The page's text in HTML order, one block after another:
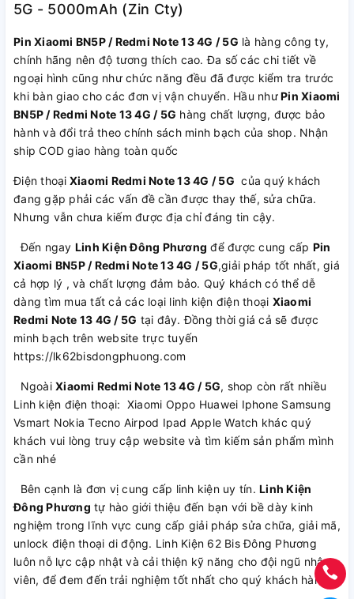
5G - 5000mAh (Zin Cty)
Pin Xiaomi BN5P / Redmi Note 13 4G / 5G là hàng công ty,
chính hãng nên độ tương thích cao. Đa số các chi tiết về
ngoại hình cũng như chức năng đều đã được kiểm tra trước
khi bàn giao cho các đơn vị vận chuyển. Hầu nhưPin Xiaomi
BN5P / Redmi Note 13 4G / 5G hàng chất lượng, được bảo
hành và đổi trả theo chính sách minh bạch của shop. Nhận
ship COD giao hàng toàn quốc
Điện thoại Xiaomi Redmi Note 13 4G / 5G của quý khách
đang gặp phải các vấn đề cần được thay thế, sửa chữa.
Nhưng vẫn chưa kiếm được địa chỉ đáng tin cậy.
Đến ngay Linh Kiện Đông Phương để được cung cấp Pin
Xiaomi BN5P / Redmi Note 13 4G / 5G,giải pháp tốt nhất, giá
cả hợp lý , và chất lượng đảm bảo. Quý khách có thể dễ
dàng tìm mua tất cả các loại linh kiện điện thoại Xiaomi
Redmi Note 13 4G / 5G tại đây. Đồng thời giá cả sẽ được
minh bạch trên website trực tuyến
https://lk62bisdongphuong.com
Ngoài Xiaomi Redmi Note 13 4G / 5G, shop còn rất nhiều
Linh kiện điện thoại: Xiaomi Oppo Huawei Iphone Samsung
Vsmart Nokia Tecno Airpod Ipad Apple Watch khác quý
khách vui lòng truy cập website và tìm kiếm sản phẩm mình
cần nhé
Bên cạnh là đơn vị cung cấp linh kiện uy tín. Linh Kiện
Đông Phương tự hào giới thiệu đến bạn với bề dày kinh
nghiệm trong lĩnh vực cung cấp giải pháp sửa chữa, giải mã,
unlock điện thoại di động. Linh Kiện 62 Bis Đông Phương
luôn nỗ lực cập nhật và cải thiện kỹ năng cho đội ngũ nhân
viên, để đem đến trải nghiệm tốt nhất cho quý khách hàng.